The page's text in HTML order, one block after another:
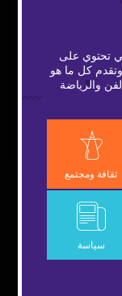
لطابعات ثلاثية
تحتوي على
كل ما هو
والرياضة
ثقافة ومجتمع
سياسة